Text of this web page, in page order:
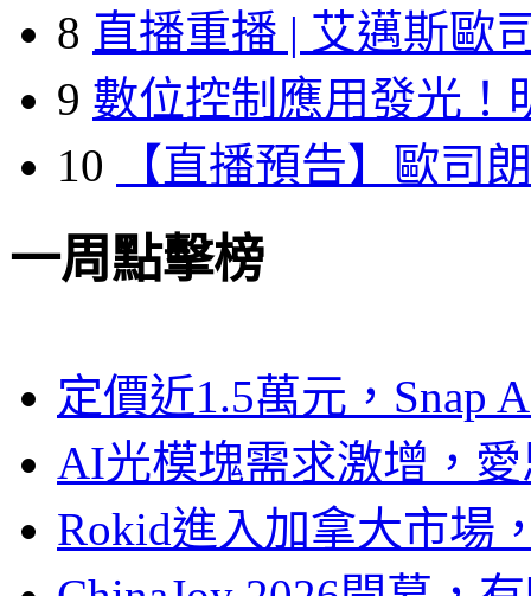
8 直播重播 | 艾邁斯歐
9 數位控制應用發光！
10
【直播預告】歐司
一周點擊榜
定價近1.5萬元，Snap
AI光模塊需求激增，
Rokid進入加拿大市場